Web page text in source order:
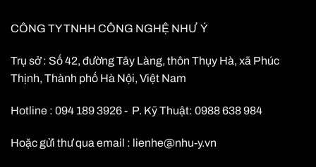
CÔNG TY TNHH CÔNG NGHỆ NHƯ Ý
Trụ sở : Số 42, đường Tây Làng, thôn Thụy Hà, xã Phúc
Thịnh, Thành phố Hà Nội, Việt Nam
Hotline : 094 189 3926 - P. Kỹ Thuật: 0988 638 984
Hoặc gửi thư qua email : lienhe@nhu-y.vn